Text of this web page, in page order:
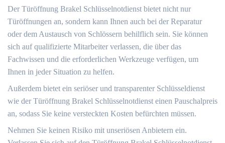
Der Türöffnung Brakel Schlüsselnotdienst bietet nicht nur
Türöffnungen an, sondern kann Ihnen auch bei der Reparatur
oder dem Austausch von Schlössern behilflich sein. Sie können
sich auf qualifizierte Mitarbeiter verlassen, die über das
Fachwissen und die erforderlichen Werkzeuge verfügen, um
Ihnen in jeder Situation zu helfen.​
Außerdem bietet ein seriöser und transparenter Schlüsseldienst
wie der Türöffnung Brakel Schlüsselnotdienst einen Pauschalpreis
an, sodass Sie keine versteckten Kosten befürchten müssen.
Nehmen Sie keinen Risiko mit unseriösen Anbietern ein.​